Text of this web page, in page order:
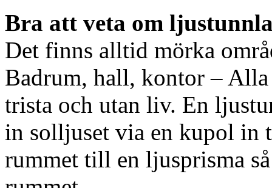
Bra att veta om
Det finns alltid mörka
Badrum, hall, kontor – Alla
trista och utan liv. En
in solljuset via en kupol in
rummet till en ljusprisma